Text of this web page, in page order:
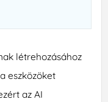
létrehozásához
eszközöket
az AI